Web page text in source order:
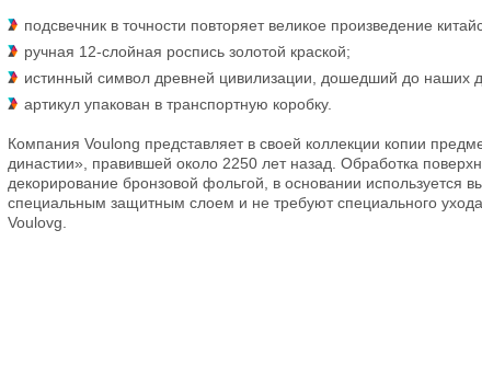
подсвечник в точности повторяет великое произведение
ручная 12-слойная роспись золотой краской;
истинный символ древней цивилизации, дошедший до наших
артикул упакован в транспортную коробку.
Компания Voulong представляет в своей коллекции копии
династии», правившей около 2250 лет назад. Обработка
декорирование бронзовой фольгой, в основании
специальным защитным слоем и не требуют специального
Voulovg.